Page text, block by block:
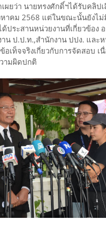
ผยว่า นายทรงศักดิ์ฯได้รับคลิป
าคม 2568 แต่ในขณะนั้นยังไม่
ประสานหน่วยงานที่เกี่ยวข้อง
น ป.ป.ท.,สำนักงาน ปปง. และ
อเท็จจริงเกี่ยวกับการจัดสอบ เ
ามผิดปกติ